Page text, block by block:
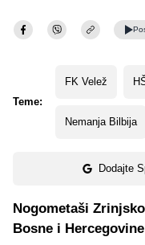
Teme:
FK Velež
Nemanja Bilbija
Dodajte
Nogometaši
Bosne i